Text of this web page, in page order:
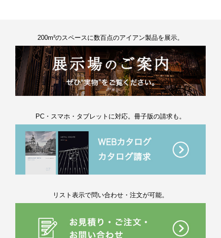
200m²のスペースに数百点のアイアン製品を展示。
PC・スマホ・タブレットに対応。冊子版の請求も。
リスト表示で問い合わせ・注文が可能。